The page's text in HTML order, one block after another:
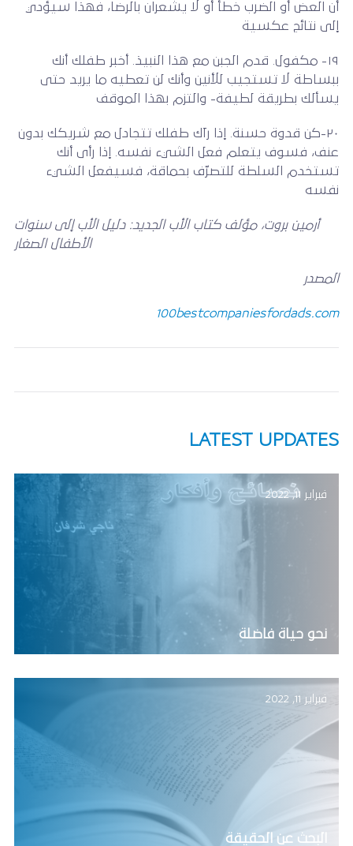
أن العض أو الضرب خطأ أو لا يشعران بالرضا، فهذا سيؤدي
إلى نتائج عكسية
١٩- مكفول. قدم الجبن مع هذا النبيذ. أخبر طفلك أنك
ببساطة لا تستجيب للأنين وأنك لن تعطيه ما يريد حتى
يسألك بطريقة لطيفة- والتزم بهذا الموقف
٢٠-كن قدوة حسنة. إذا رآك طفلك تتجادل مع شريكك بدون
عنف، فسوف يتعلم فعل الشيء نفسه. إذا رأى أنك
تستخدم السلطة للتصرّف بحماقة، فسيفعل الشيء
نفسه
أرمين بروت، مؤلف كتاب الأب الجديد: دليل الأب إلى سنوات
الأطفال الصغار
المصدر
100bestcompaniesfordads.com
LATEST UPDATES
فبراير 11, 2022
نحو حياة فاضلة
فبراير 11, 2022
البحث عن الحقيقة